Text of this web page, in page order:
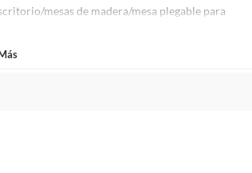
mesas de madera/mesa plegable para